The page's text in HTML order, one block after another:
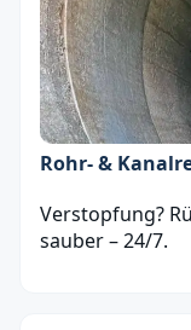
Rohr- &
Verstopfung?
sauber – 24/7.